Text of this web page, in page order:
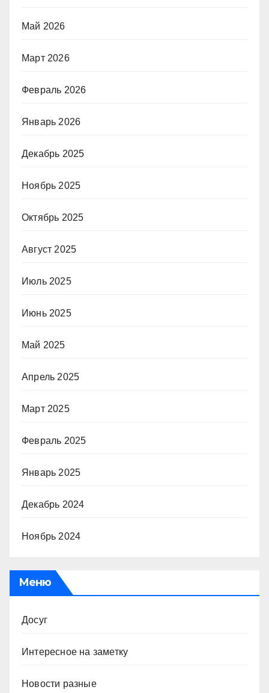
Май 2026
Март 2026
Февраль 2026
Январь 2026
Декабрь 2025
Ноябрь 2025
Октябрь 2025
Август 2025
Июль 2025
Июнь 2025
Май 2025
Апрель 2025
Март 2025
Февраль 2025
Январь 2025
Декабрь 2024
Ноябрь 2024
Меню
Досуг
Интересное на заметку
Новости разные